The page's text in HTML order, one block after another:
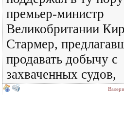
премьер-министр
Великобритании Кир
Стармер,
продавать добычу с
захваченных судов,